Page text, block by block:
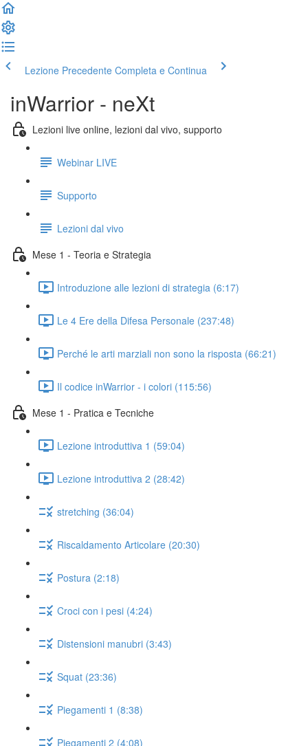
Lezione Precedente Completa e Continua
inWarrior - neXt
Lezioni live online, lezioni dal vivo, supporto
Webinar LIVE
Supporto
Lezioni dal vivo
Mese 1 - Teoria e Strategia
Introduzione alle lezioni di strategia (6:17)
Le 4 Ere della Difesa Personale (237:48)
Perché le arti marziali non sono la risposta (66:21)
Il codice inWarrior - i colori (115:56)
Mese 1 - Pratica e Tecniche
Lezione introduttiva 1 (59:04)
Lezione introduttiva 2 (28:42)
stretching (36:04)
Riscaldamento Articolare (20:30)
Postura (2:18)
Croci con i pesi (4:24)
Distensioni manubri (3:43)
Squat (23:36)
Piegamenti 1 (8:38)
Piegamenti 2 (4:08)